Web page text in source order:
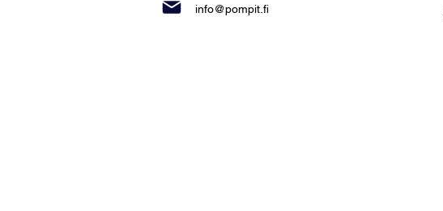
info@pompit.fi